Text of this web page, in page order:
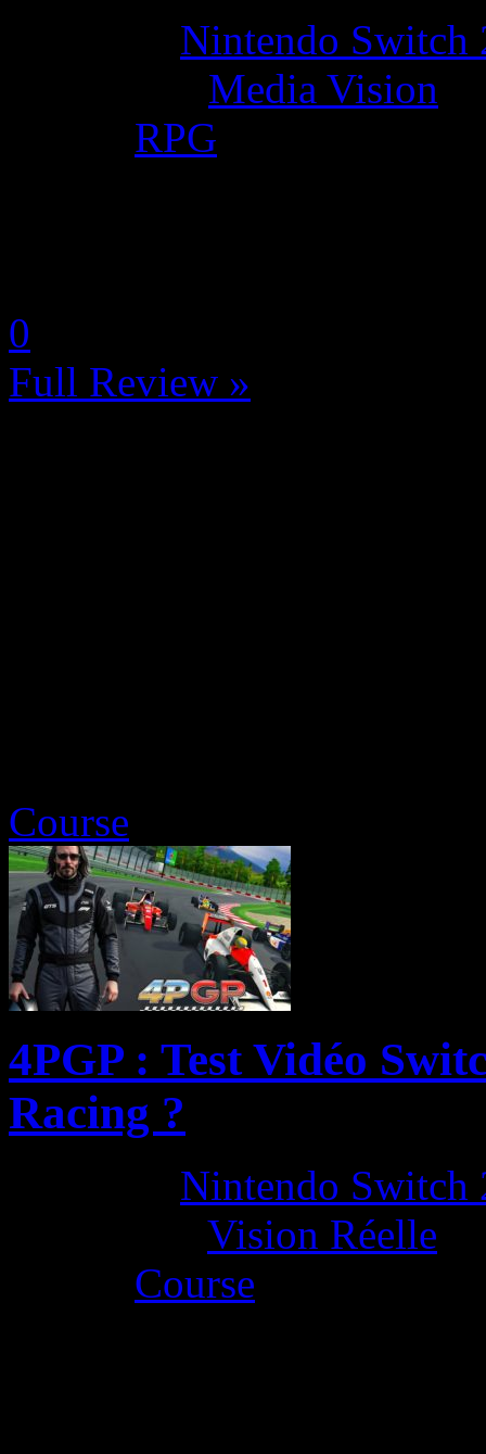
Nintendo Switch
Media Vision
RPG
0
Full Review »
Course
4PGP : Test Vidéo
Racing ?
Nintendo Switch
Vision Réelle
Course